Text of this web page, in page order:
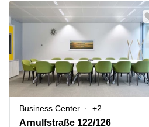
Coworking
Seminarraum
Virtuelles
Büro
Geschäftsadresse
Hamburg
Geschäftsadresse
mieten
Düsseldorf
Geschäftsadresse
Stuttgart
Büro
Ruhrallee
Dortmund
Office Club
Ballindamm
3
Rahel-
Hirsch-
Straße
Büro vermieten
Preis
Log-in
Business Center +2
Arnulfstraße 122/126